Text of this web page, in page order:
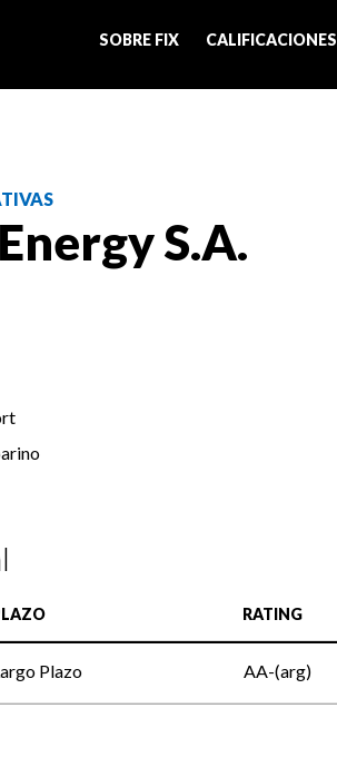
SOBRE FIX CALIFICACIONES
S.A.
RATING
Plazo AA-(arg)